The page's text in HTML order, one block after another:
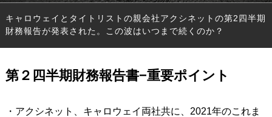
キャロウェイとタイトリストの親会社アクシネットの第2四半期
財務報告が発表された。この波はいつまで続くのか？
第２四半期財務報告書−重要ポイント
・アクシネット、キャロウェイ両社共に、2021年のこれま
FAIRWAY WOODS フェアウェイウッド
HYBRIDS ハイブリッド
IRONS アイアン